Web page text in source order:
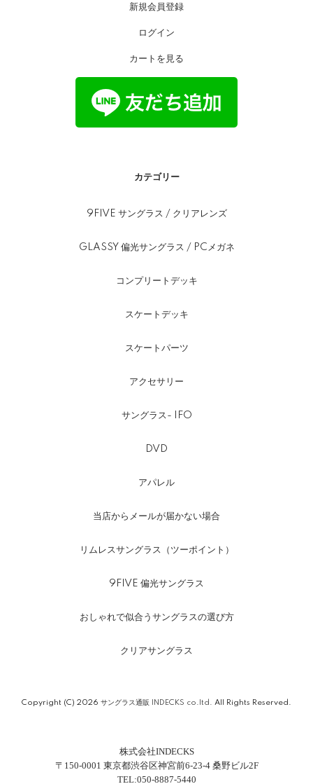
新規会員登録
ログイン
カートを見る
カテゴリー
9FIVE サングラス / クリアレンズ
GLASSY 偏光サングラス / PCメガネ
コンプリートデッキ
スケートデッキ
スケートパーツ
アクセサリー
サングラス- IFO
DVD
アパレル
当店からメールが届かない場合
リムレスサングラス（ツーポイント）
9FIVE 偏光サングラス
おしゃれで似合うサングラスの選び方
クリアサングラス
株式会社INDECKS
〒150-0001 東京都渋谷区神宮前6-23-4 桑野ビル2F
TEL:050-8887-5440
Copyright (C) 2026 サングラス通販 INDECKS co.ltd. All Rights Reserved.